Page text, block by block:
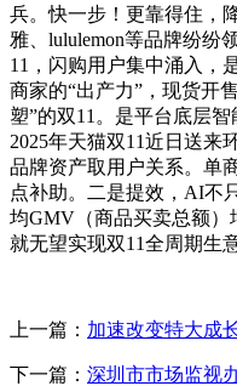
兵。快一步！更靠得住，
雅、lululemon等品牌纷纷
11，闪购用户集中涌入，
商家的“出产力”，现货开
塑”的双11。是平台底层
2025年天猫双11近日送来
品牌资产取用户关系。单
点补助。二是提效，AI不
均GMV（商品买卖总额）
就无望实现双11全周期生
上一篇： 加速改变特大成
下一篇： 深圳市市场监视